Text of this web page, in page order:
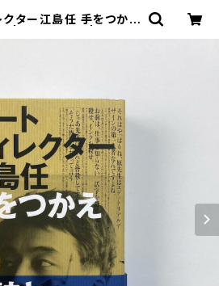
クター江島任 手をつかえ